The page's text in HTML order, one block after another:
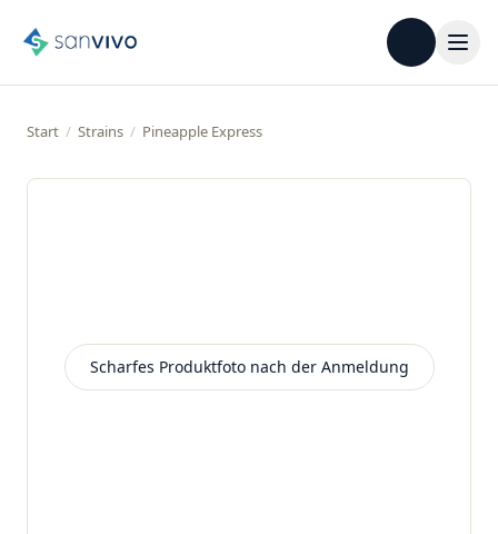
Start / Strains / Pineapple Express
Scharfes Produktfoto nach der Anmeldung